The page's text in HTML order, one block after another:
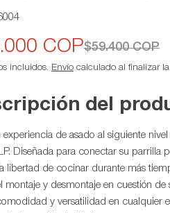
COP$59.400 COP
incluidos. Envío calculado al finalizar
del
experiencia de asado al siguiente
Diseñada para conectar su
libertad de cocinar durante más
montaje y desmontaje en cuestión
y versatilidad en cualquier